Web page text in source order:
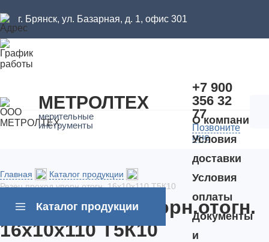
г. Брянск, ул. Базарная, д. 1, офис 301
МЕТРОЛТЕХ
мерительные
инструменты
+7 900
356 32
77
Позвоните
мне
Каталог продукции
О компании
Условия
доставки
Условия
оплаты
Документы
и
Главная
Каталог продукции
Резец проход.упорн.отогн. 16х10х110 Т5К10
Резец проход.упорн.отогн.
16х10х110 Т5К10